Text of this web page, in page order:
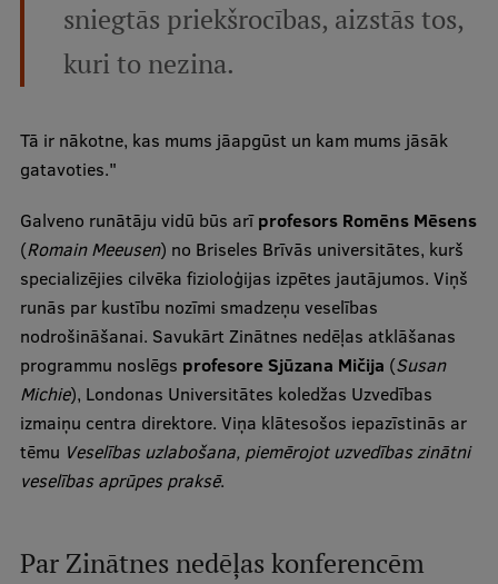
Zinātniskie institūti un laboratorijas
RSU zinātnes portāls
Zinātnes ietekme
Pētniecības platformas
Doktorantūras skola
Pētniecības pakalpojumi
Pētniecības projekti
Zinātnieku brokastis
Vertikāli integrētie projekti
Zinātniskās konferences
sniegtās priekšrocības, aizstās tos,
kuri to nezina.
Tā ir nākotne, kas mums jāapgūst un kam mums jāsāk
gatavoties."
Galveno runātāju vidū būs arīprofesors Romēns Mēsens
(Romain Meeusen) no Briseles Brīvās universitātes, kurš
specializējies cilvēka fizioloģijas izpētes jautājumos. Viņš
runās par kustību nozīmi smadzeņu veselības
nodrošināšanai. Savukārt Zinātnes nedēļas atklāšanas
programmu noslēgs profesore Sjūzana Mičija (Susan
Michie), Londonas Universitātes koledžas Uzvedības
izmaiņu centra direktore. Viņa klātesošos iepazīstinās ar
tēmu Veselības uzlabošana, piemērojot uzvedības zinātni
veselības aprūpes praksē.
Par Zinātnes nedēļas konferencēm